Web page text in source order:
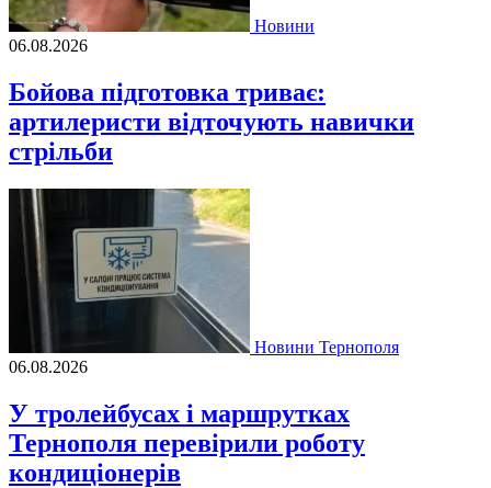
Новини
06.08.2026
Бойова підготовка триває:
артилеристи відточують навички
стрільби
Новини Тернополя
06.08.2026
У тролейбусах і маршрутках
Тернополя перевірили роботу
кондиціонерів